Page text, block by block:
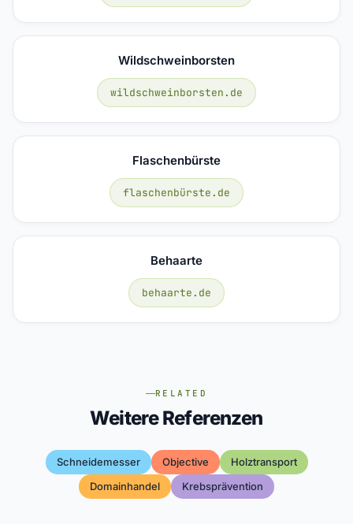
Wildschweinborsten
wildschweinborsten.de
Flaschenbürste
flaschenbürste.de
Behaarte
behaarte.de
RELATED
Weitere Referenzen
Schneidemesser Objective
Holztransport
Domainhandel
Krebsprävention